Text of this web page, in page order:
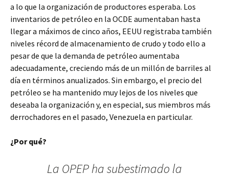
a lo que la organización de productores esperaba. Los
inventarios de petróleo en la OCDE aumentaban hasta
llegar a máximos de cinco años, EEUU registraba también
niveles récord de almacenamiento de crudo y todo ello a
pesar de que la demanda de petróleo aumentaba
adecuadamente, creciendo más de un millón de barriles al
día en términos anualizados. Sin embargo, el precio del
petróleo se ha mantenido muy lejos de los niveles que
deseaba la organización y, en especial, sus miembros más
derrochadores en el pasado, Venezuela en particular.
¿Por qué?
La OPEP ha subestimado la